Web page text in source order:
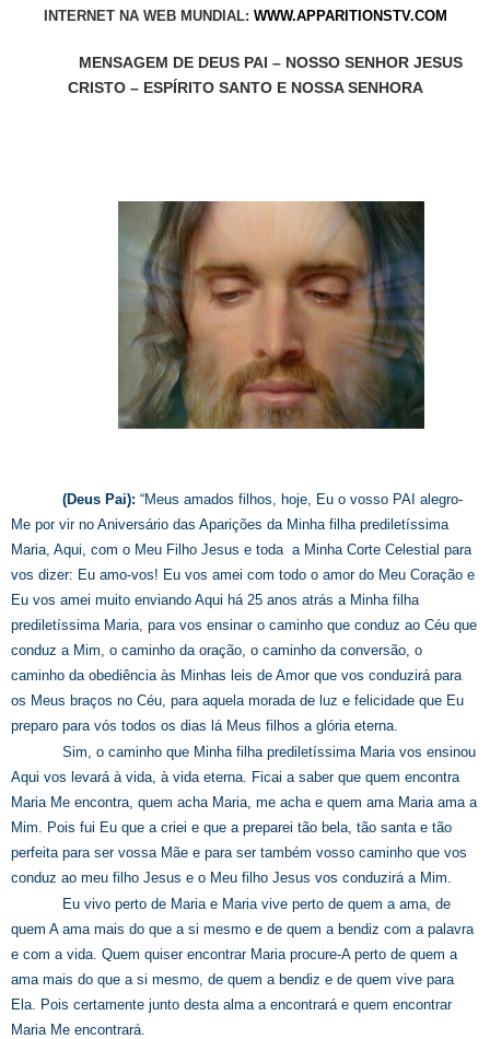
INTERNET NA WEB MUNDIAL: WWW.APPARITIONSTV.COM
MENSAGEM DE DEUS PAI – NOSSO SENHOR JESUS
CRISTO – ESPÍRITO SANTO E NOSSA SENHORA
(Deus Pai): “Meus amados filhos, hoje, Eu o vosso PAI alegro-
Me por vir no Aniversário das Aparições da Minha filha prediletíssima
Maria, Aqui, com o Meu Filho Jesus e toda a Minha Corte Celestial para
vos dizer: Eu amo-vos! Eu vos amei com todo o amor do Meu Coração e
Eu vos amei muito enviando Aqui há 25 anos atrás a Minha filha
prediletíssima Maria, para vos ensinar o caminho que conduz ao Céu que
conduz a Mim, o caminho da oração, o caminho da conversão, o
caminho da obediência às Minhas leis de Amor que vos conduzirá para
os Meus braços no Céu, para aquela morada de luz e felicidade que Eu
preparo para vós todos os dias lá Meus filhos a glória eterna.
Sim, o caminho que Minha filha prediletíssima Maria vos ensinou
Aqui vos levará à vida, à vida eterna. Ficai a saber que quem encontra
Maria Me encontra, quem acha Maria, me acha e quem ama Maria ama a
Mim. Pois fui Eu que a criei e que a preparei tão bela, tão santa e tão
perfeita para ser vossa Mãe e para ser também vosso caminho que vos
conduz ao meu filho Jesus e o Meu filho Jesus vos conduzirá a Mim.
Eu vivo perto de Maria e Maria vive perto de quem a ama, de
quem A ama mais do que a si mesmo e de quem a bendiz com a palavra
e com a vida. Quem quiser encontrar Maria procure-A perto de quem a
ama mais do que a si mesmo, de quem a bendiz e de quem vive para
Ela. Pois certamente junto desta alma a encontrará e quem encontrar
Maria Me encontrará.